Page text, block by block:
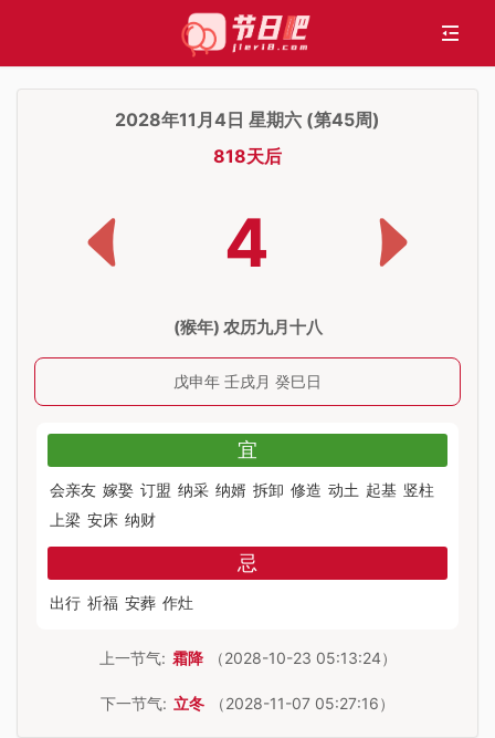
2028年11月4日 星期六 (第45周)
818天后
4
(猴年) 农历九月十八
戊申年 壬戌月 癸巳日
宜
会亲友 嫁娶 订盟 纳采 纳婿 拆卸 修造 动土 起基 竖柱
上梁 安床 纳财
忌
出行 祈福 安葬 作灶
上一节气: 霜降 （2028-10-23 05:13:24）
下一节气: 立冬 （2028-11-07 05:27:16）